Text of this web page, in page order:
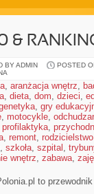
&
BY ADMIN
POSTED
, aranżacja wnętrz,
, dieta, dom, dzieci,
, gry
, motocykle,
profilaktyka,
, remont, rodzicielstwo
, szkoła, szpital ,
wnętrz, zabawa,
to